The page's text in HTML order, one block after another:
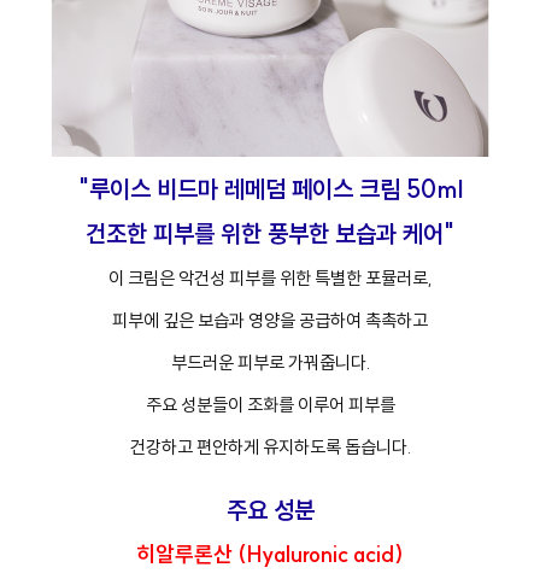
"루이스 비드마 레메덤 페이스 크림 50ml
건조한 피부를 위한 풍부한 보습과 케어"
이 크림은 악건성 피부를 위한 특별한 포뮬러로,
피부에 깊은 보습과 영양을 공급하여 촉촉하고
부드러운 피부로 가꿔줍니다.
주요 성분들이 조화를 이루어 피부를
건강하고 편안하게 유지하도록 돕습니다.
주요 성분
히알루론산 (Hyaluronic acid)